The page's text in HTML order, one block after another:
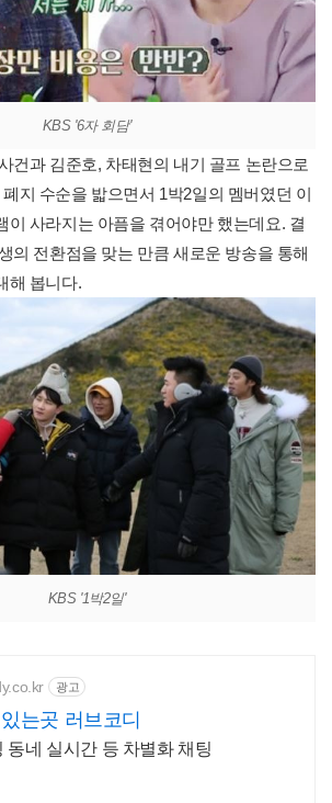
KBS '6자 회담'
건과 김준호, 차태현의 내기 골프 논란으로
지 수순을 밟으면서 1박2일의 멤버였던 이
이 사라지는 아픔을 겪어야만 했는데요. 결
의 전환점을 맞는 만큼 새로운 방송을 통해
해 봅니다.
KBS '1박2일'
광고
는곳 러브코디
동네 실시간 등 차별화 채팅